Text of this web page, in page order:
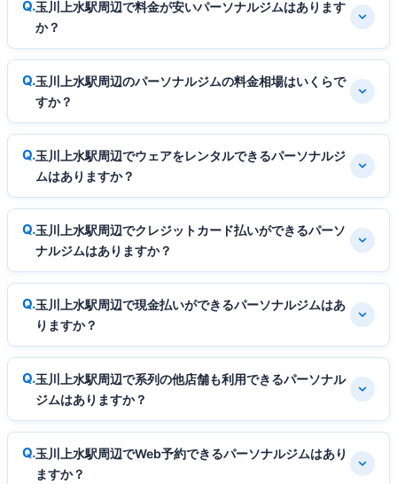
玉川上水駅周辺で料金が安いパーソナルジムはあります
か？
玉川上水駅周辺のパーソナルジムの料金相場はいくらで
すか？
玉川上水駅周辺でウェアをレンタルできるパーソナルジ
ムはありますか？
玉川上水駅周辺でクレジットカード払いができるパーソ
ナルジムはありますか？
玉川上水駅周辺で現金払いができるパーソナルジムはあ
りますか？
玉川上水駅周辺で系列の他店舗も利用できるパーソナル
ジムはありますか？
玉川上水駅周辺でWeb予約できるパーソナルジムはあり
ますか？